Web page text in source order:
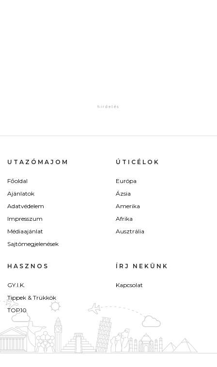
UTAZÓMAJOM
Főoldal
Ajánlatok
Adatvédelem
Impresszum
Médiaajánlat
Sajtómegjelenések
ÚTICÉLOK
Európa
Ázsia
Amerika
Afrika
Ausztrália
HASZNOS
GY.I.K.
Tippek & Trükkök
TOP10
ÍRJ NEKÜNK
Kapcsolat